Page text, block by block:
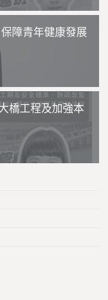
障青年健康發展
橋工程及加強本